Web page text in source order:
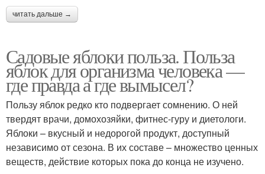
читать дальше →
Садовые яблоки польза. Польза
яблок для организма человека —
где правда а где вымысел?
Пользу яблок редко кто подвергает сомнению. О ней
твердят врачи, домохозяйки, фитнес-гуру и диетологи.
Яблоки – вкусный и недорогой продукт, доступный
независимо от сезона. В их составе – множество ценных
веществ, действие которых пока до конца не изучено.